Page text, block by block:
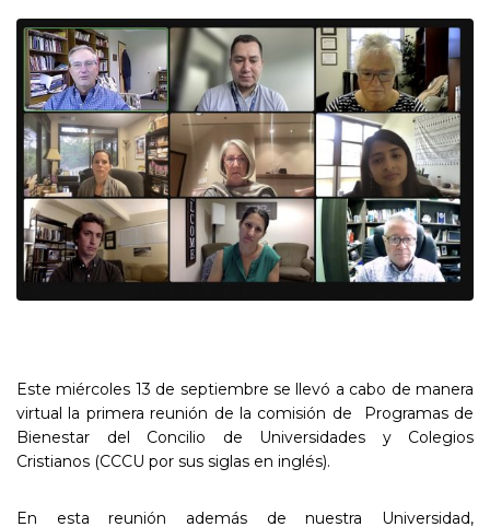
Este miércoles 13 de septiembre se llevó a cabo de manera
virtual la primera reunión de la comisión de Programas de
Bienestar del Concilio de Universidades y Colegios
Cristianos (CCCU por sus siglas en inglés).
En esta reunión además de nuestra Universidad,